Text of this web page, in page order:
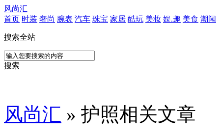
风尚汇
首页 时装 奢尚 腕表 汽车 珠宝 家居 酷玩 美妆 娱.趣 美食 潮闻
搜索全站
搜索
风尚汇 » 护照相关文章